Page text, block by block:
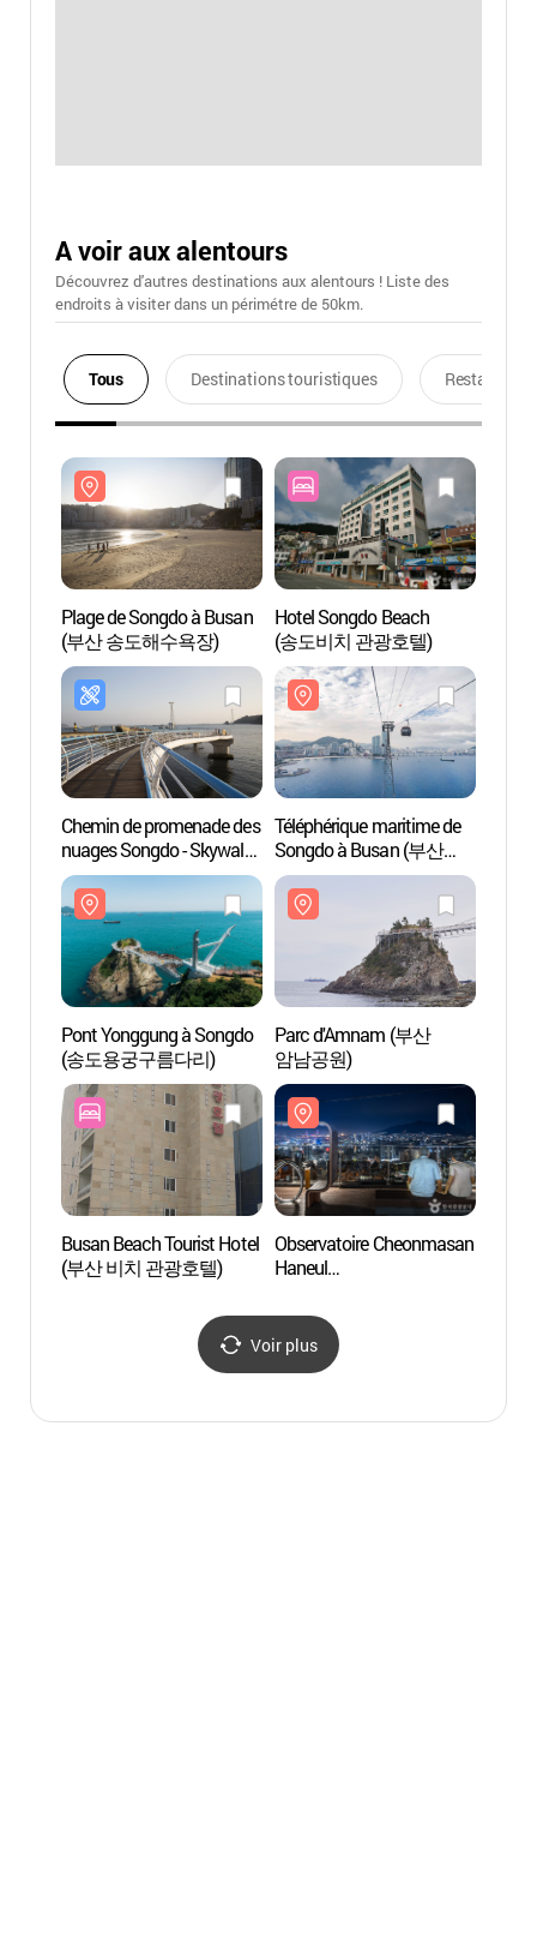
A voir aux alentours
Découvrez d'autres destinations aux alentours ! Liste des
endroits à visiter dans un périmétre de 50km.
Tous Destinations touristiques Restaurants
Plage de Songdo à Busan
(부산 송도해수욕장)
Hotel Songdo Beach
(송도비치 관광호텔)
Chemin de promenade des
nuages Songdo - Skywalk
(송도 구름산책로
(스카이워크))
Téléphérique maritime de
Songdo à Busan (부산
송도해상케이블카)
Pont Yonggung à Songdo
(송도용궁구름다리)
Parc d'Amnam (부산
암남공원)
Busan Beach Tourist Hotel
(부산 비치 관광호텔)
Observatoire Cheonmasan
Haneul
Voir plus